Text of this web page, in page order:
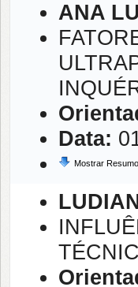
ANA
Data:
Mostrar Resumo